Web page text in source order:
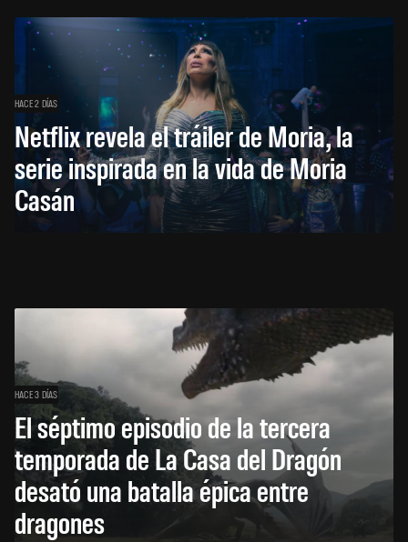
HACE 2 DÍAS
Netflix revela el tráiler de Moria, la
serie inspirada en la vida de Moria
Casán
HACE 3 DÍAS
El séptimo episodio de la tercera
temporada de La Casa del Dragón
desató una batalla épica entre
dragones